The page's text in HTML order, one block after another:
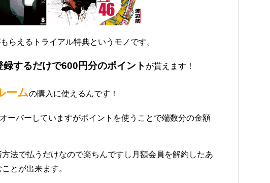
らえるトライアル特典というモノです。
録するだけで600円分のポイント が貰えます！
ームの購入に使えるんです！
ーバーしていますがポイントを使うことで端数分の金額
法で払うだけなので楽ちんですし月額会員を解約したあ
とが出来ます。